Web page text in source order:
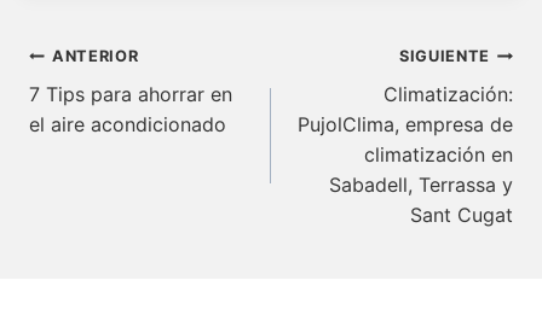
Navegación
de
entradas
ANTERIOR
7 Tips para ahorrar en
el aire acondicionado
SIGUIENTE
Climatización:
PujolClima, empresa de
climatización en
Sabadell, Terrassa y
Sant Cugat